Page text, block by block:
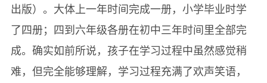
出版）。大体上一年时间完成一册，小学毕业时学
了四册；四到六年级各册在初中三年时间里全部完
成。确实如前所说，孩子在学习过程中虽然感觉稍
难，但完全能够理解，学习过程充满了欢声笑语，